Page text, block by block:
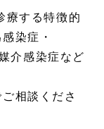
療する特徴的
染症・
介感染症など
相談くださ